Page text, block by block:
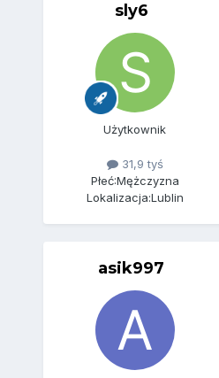
sly6
Użytkownik
31,9 tyś
Płeć:Mężczyzna
Lokalizacja:Lublin
asik997